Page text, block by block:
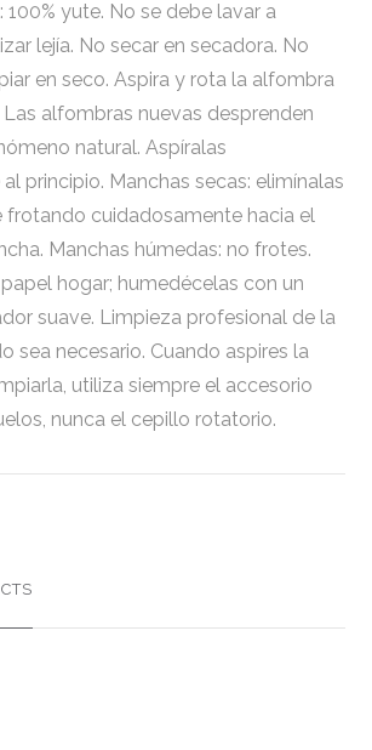
100% yute. No se debe lavar a
lejía. No secar en secadora. No
en seco. Aspira y rota la alfombra
alfombras nuevas desprenden
natural. Aspíralas
principio. Manchas secas: elimínalas
frotando cuidadosamente hacia el
Manchas húmedas: no frotes.
hogar; humedécelas con un
suave. Limpieza profesional de la
sea necesario. Cuando aspires la
utiliza siempre el accesorio
nunca el cepillo rotatorio.